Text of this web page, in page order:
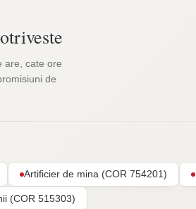
are, cate ore
de
Artificier de mina (COR 754201)
(COR 515303)